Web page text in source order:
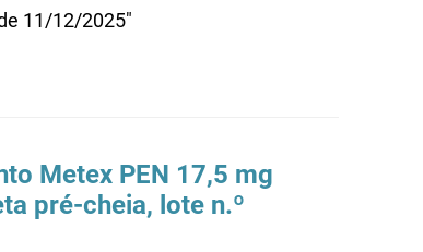
11/12/2025"
Metex PEN 17,5 mg
pré-cheia, lote n.º